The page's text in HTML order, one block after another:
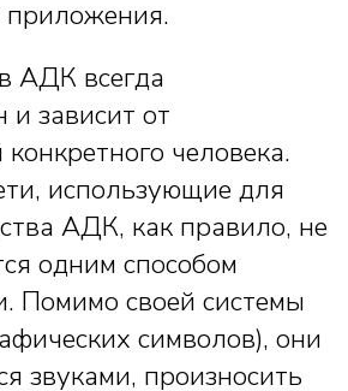
школы проводят
средств
воспитывающих
близкие ребенка
понятиями
портале
средства
семьи.